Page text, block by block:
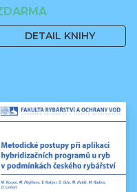
DETAIL KNIHY